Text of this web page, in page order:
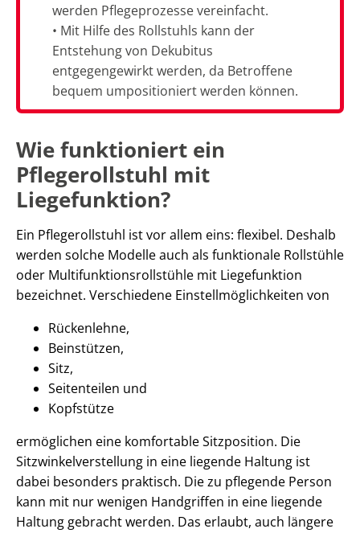
werden Pflegeprozesse vereinfacht.
• Mit Hilfe des Rollstuhls kann der
Entstehung von Dekubitus
entgegengewirkt werden, da Betroffene
bequem umpositioniert werden können.
Wie funktioniert ein
Pflegerollstuhl mit
Liegefunktion?
Ein Pflegerollstuhl ist vor allem eins: flexibel. Deshalb
werden solche Modelle auch als funktionale Rollstühle
oder Multifunktionsrollstühle mit Liegefunktion
bezeichnet. Verschiedene Einstellmöglichkeiten von
Rückenlehne,
Beinstützen,
Sitz,
Seitenteilen und
Kopfstütze
ermöglichen eine komfortable Sitzposition. Die
Sitzwinkelverstellung in eine liegende Haltung ist
dabei besonders praktisch. Die zu pflegende Person
kann mit nur wenigen Handgriffen in eine liegende
Haltung gebracht werden. Das erlaubt, auch längere